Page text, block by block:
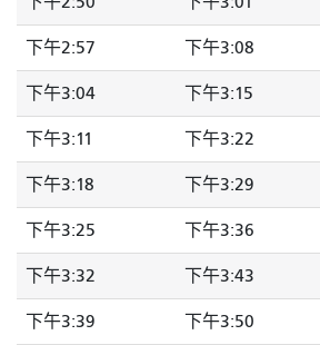
下午2:57 下午3:08
下午3:04 下午3:15
下午3:11 下午3:22
下午3:18 下午3:29
下午3:25 下午3:36
下午3:32 下午3:43
下午3:39 下午3:50